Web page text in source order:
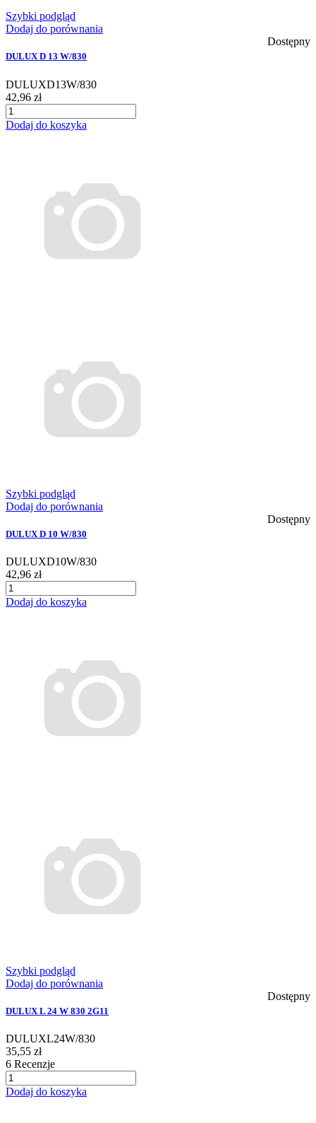
Szybki podgląd
Dodaj do porównania
Dostępny
DULUX D 13 W/830
DULUXD13W/830
42,96 zł
Dodaj do koszyka
Szybki podgląd
Dodaj do porównania
Dostępny
DULUX D 10 W/830
DULUXD10W/830
42,96 zł
Dodaj do koszyka
Szybki podgląd
Dodaj do porównania
Dostępny
DULUX L 24 W 830 2G11
DULUXL24W/830
35,55 zł
6 Recenzje
Dodaj do koszyka